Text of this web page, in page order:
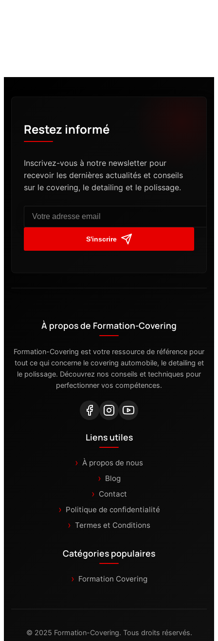
Restez informé
Inscrivez-vous à notre newsletter pour
recevoir les dernières actualités et conseils
sur le covering, le detailing et le polissage.
S'inscrire
À propos de Formation-Covering
Formation-Covering est votre ressource de référence pour
tout ce qui concerne le covering automobile, le detailing et
le polissage. Découvrez nos conseils et techniques pour
perfectionner vos compétences.
Liens utiles
À propos de nous
Blog
Contact
Politique de confidentialité
Termes et Conditions
Catégories populaires
Formation Covering
© 2025 Formation-Covering. Tous droits réservés.